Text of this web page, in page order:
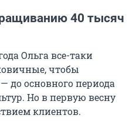
40 тысяч
Ольга все-таки
чтобы
до основного периода
Но в первую весну
клиентов.